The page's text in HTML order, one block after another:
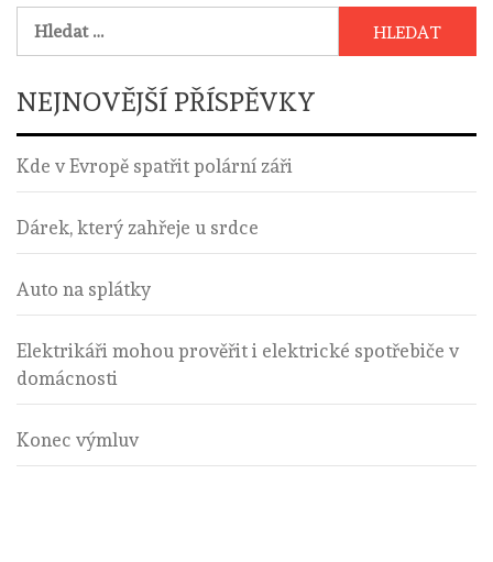
Vyhledávání
NEJNOVĚJŠÍ PŘÍSPĚVKY
Kde v Evropě spatřit polární záři
Dárek, který zahřeje u srdce
Auto na splátky
Elektrikáři mohou prověřit i elektrické spotřebiče v
domácnosti
Konec výmluv